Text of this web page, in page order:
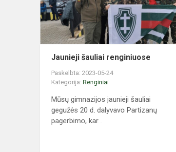
Jaunieji šauliai renginiuose
Paskelbta: 2023-05-24
Kategorija: Renginiai
Mūsų gimnazijos jaunieji šauliai
gegužės 20 d. dalyvavo Partizanų
pagerbimo, kar...